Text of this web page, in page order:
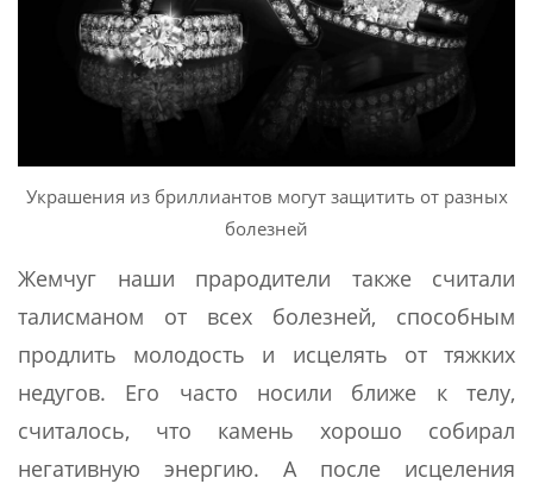
Украшения из бриллиантов могут защитить от разных
болезней
Жемчуг наши прародители также считали
талисманом от всех болезней, способным
продлить молодость и исцелять от тяжких
недугов. Его часто носили ближе к телу,
считалось, что камень хорошо собирал
негативную энергию. А после исцеления